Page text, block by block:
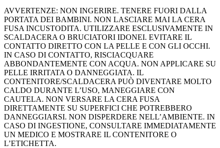
AVVERTENZE: NON INGERIRE. TENERE FUORI DALLA
PORTATA DEI BAMBINI. NON LASCIARE MAI LA CERA
FUSA INCUSTODITA. UTILIZZARE ESCLUSIVAMENTE IN
SCALDACERA O BRUCIATORI IDONEI. EVITARE IL
CONTATTO DIRETTO CON LA PELLE E CON GLI OCCHI.
IN CASO DI CONTATTO, RISCIACQUARE
ABBONDANTEMENTE CON ACQUA. NON APPLICARE SU
PELLE IRRITATA O DANNEGGIATA. IL
CONTENITORE/SCALDACERA PUÒ DIVENTARE MOLTO
CALDO DURANTE L’USO, MANEGGIARE CON
CAUTELA. NON VERSARE LA CERA FUSA
DIRETTAMENTE SU SUPERFICI CHE POTREBBERO
DANNEGGIARSI. NON DISPERDERE NELL’AMBIENTE. IN
CASO DI INGESTIONE, CONSULTARE IMMEDIATAMENTE
UN MEDICO E MOSTRARE IL CONTENITORE O
L’ETICHETTA.